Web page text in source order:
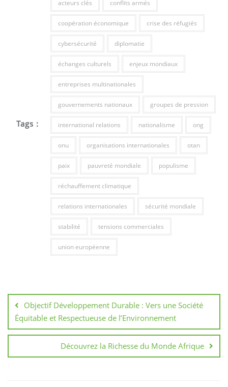
Tags :
acteurs clés conflits armés
coopération économique crise des réfugiés
cybersécurité diplomatie
échanges culturels enjeux mondiaux
entreprises multinationales
gouvernements nationaux groupes de pression
international relations nationalisme ong
onu organisations internationales otan
paix pauvreté mondiale populisme
réchauffement climatique
relations internationales sécurité mondiale
stabilité tensions commerciales
union européenne
de
l’article
Objectif Développement Durable : Vers une Société
Équitable et Respectueuse de l’Environnement
Découvrez la Richesse du Monde Afrique